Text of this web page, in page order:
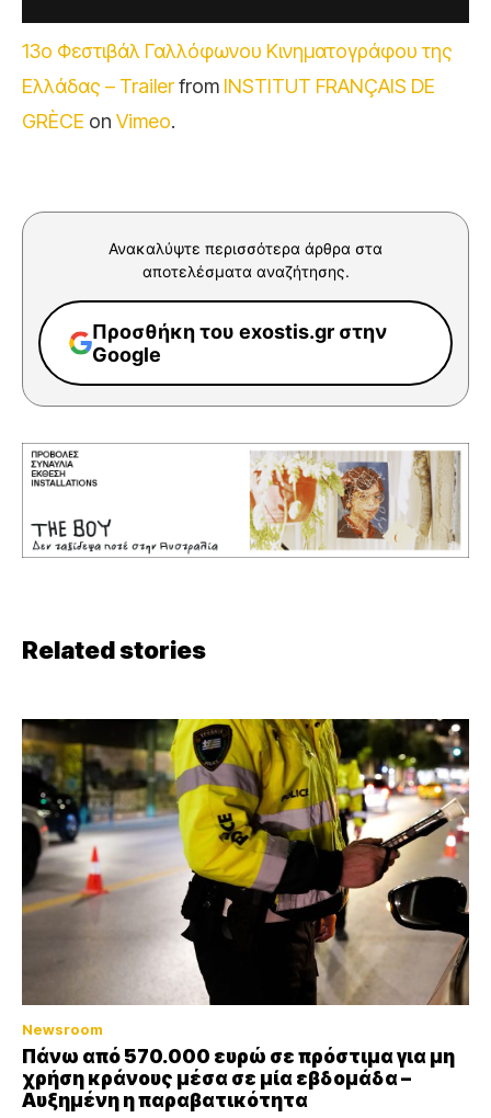
13ο Φεστιβάλ Γαλλόφωνου Κινηματογράφου της
Ελλάδας – Trailerfrom INSTITUT FRANÇAIS DE
GRÈCE on Vimeo.
Ανακαλύψτε περισσότερα άρθρα στα
αποτελέσματα αναζήτησης.
Προσθήκη του exostis.gr στην
Google
Related stories
Newsroom
Πάνω από 570.000 ευρώ σε πρόστιμα για μη
χρήση κράνους μέσα σε μία εβδομάδα –
Αυξημένη η παραβατικότητα